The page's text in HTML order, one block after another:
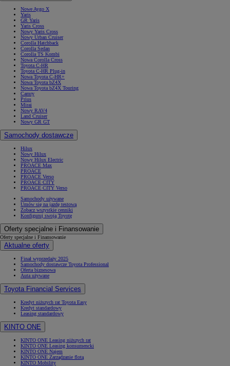
Nowe Aygo X
Yaris
GR Yaris
Yaris Cross
Nowy Yaris Cross
Nowy Urban Cruiser
Corolla Hatchback
Corolla Sedan
Corolla TS Kombi
Nowa Corolla Cross
Toyota C-HR
Toyota C-HR Plug-in
Nowa Toyota C-HR+
Nowa Toyota bZ4X
Nowa Toyota bZ4X Touring
Camry
Prius
Mirai
Nowy RAV4
Land Cruiser
Nowy GR GT
Samochody dostawcze
Hilux
Nowy Hilux
Nowy Hilux Electric
PROACE Max
PROACE
PROACE Verso
PROACE CITY
PROACE CITY Verso
Samochody używane
Umów się na jazdę testową
Zobacz wszystkie cenniki
Konfiguruj swoją Toyotę
Oferty specjalne i Finansowanie
Oferty specjalne i Finansowanie
Aktualne oferty
Finał wyprzedaży 2025
Samochody dostawcze Toyota Professional
Oferta biznesowa
Auta używane
Toyota Financial Services
Kredyt niższych rat Toyota Easy
Kredyt standardowy
Leasing standardowy
KINTO ONE
KINTO ONE Leasing niższych rat
KINTO ONE Leasing konsumencki
KINTO ONE Najem
KINTO ONE Zarządzanie flotą
KINTO Mobility